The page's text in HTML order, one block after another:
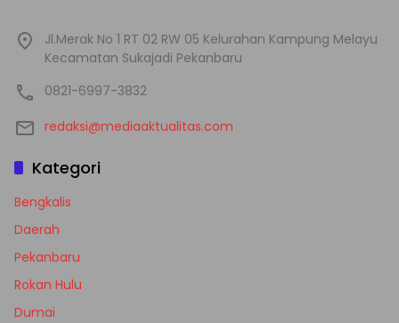
Jl.Merak No 1 RT 02 RW 05 Kelurahan Kampung Melayu
Kecamatan Sukajadi Pekanbaru
0821-6997-3832
redaksi@mediaaktualitas.com
Kategori
Bengkalis
Daerah
Pekanbaru
Rokan Hulu
Dumai